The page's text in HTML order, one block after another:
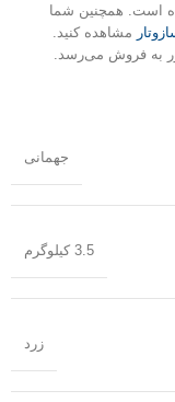
است. همچنین شما
مشاهده کنید.
به فروش می‌رسد.
جهمانی
3.5 کیلوگرم
زرد